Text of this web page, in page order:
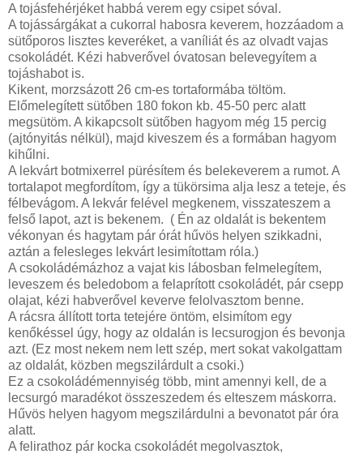
A tojásfehérjéket habbá verem egy csipet sóval.
A tojássárgákat a cukorral habosra keverem, hozzáadom a
sütőporos lisztes keveréket, a vaníliát és az olvadt vajas
csokoládét. Kézi habverővel óvatosan belevegyítem a
tojáshabot is.
Kikent, morzsázott 26 cm-es tortaformába töltöm.
Előmelegített sütőben 180 fokon kb. 45-50 perc alatt
megsütöm. A kikapcsolt sütőben hagyom még 15 percig
(ajtónyitás nélkül), majd kiveszem és a formában hagyom
kihűlni.
A lekvárt botmixerrel pürésítem és belekeverem a rumot. A
tortalapot megfordítom, így a tükörsima alja lesz a teteje, és
félbevágom. A lekvár felével megkenem, visszateszem a
felső lapot, azt is bekenem. ( Én az oldalát is bekentem
vékonyan és hagytam pár órát hűvös helyen szikkadni,
aztán a felesleges lekvárt lesimítottam róla.)
A csokoládémázhoz a vajat kis lábosban felmelegítem,
leveszem és beledobom a felaprított csokoládét, pár csepp
olajat, kézi habverővel keverve felolvasztom benne.
A rácsra állított torta tetejére öntöm, elsimítom egy
kenőkéssel úgy, hogy az oldalán is lecsurogjon és bevonja
azt. (Ez most nekem nem lett szép, mert sokat vakolgattam
az oldalát, közben megszilárdult a csoki.)
Ez a csokoládémennyiség több, mint amennyi kell, de a
lecsurgó maradékot összeszedem és elteszem máskorra.
Hűvös helyen hagyom megszilárdulni a bevonatot pár óra
alatt.
A felirathoz pár kocka csokoládét megolvasztok,